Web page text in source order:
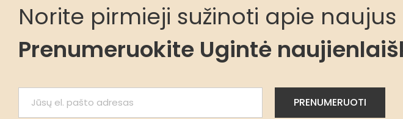
Norite pirmieji sužinoti apie
Prenumeruokite Ugintė